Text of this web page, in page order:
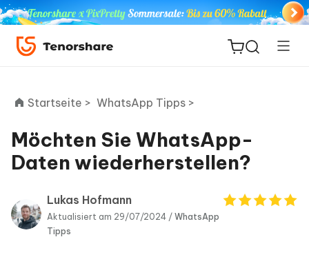
ReiBoot
for iOS
PDNob
PDF
Editor
Neu
Startseite > WhatsApp Tipps >
Möchten Sie WhatsApp-
Daten wiederherstellen?
Lukas Hofmann
Aktualisiert am 29/07/2024 / WhatsApp
Tipps